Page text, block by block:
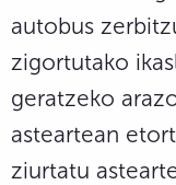
autobus
zigortutako
geratzeko
asteartean
ziurtatu